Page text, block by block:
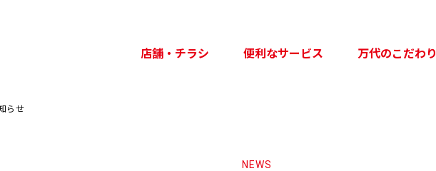
店舗・チラシ 便利なサービス 万代のこだわり
らせ
NEWS